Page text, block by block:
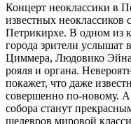
Концерт неоклассики в
известных неоклассиков
Петрикирхе. В одном из
города зрители услышат
Циммера, Людовико
рояля и органа.
покажет, что даже
совершенно по-новому.
собора станут
шедевров мировой